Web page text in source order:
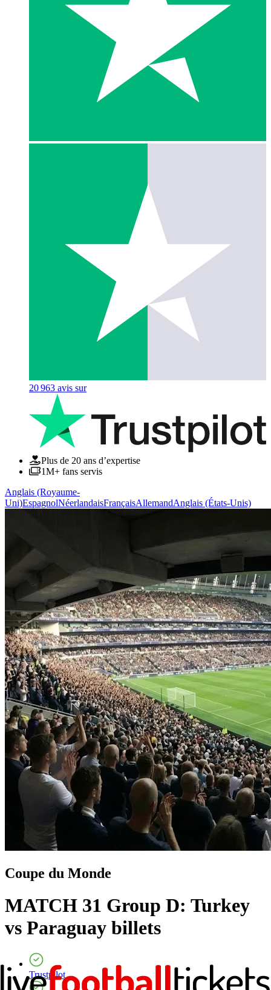
20 963 avis sur
Plus de 20 ans d’expertise
1M+ fans servis
Anglais (Royaume-
Uni)EspagnolNéerlandaisFrançaisAllemandAnglais (États-Unis)
Coupe du Monde
MATCH 31 Group D: Turkey
vs Paraguay billets
Trustpilot